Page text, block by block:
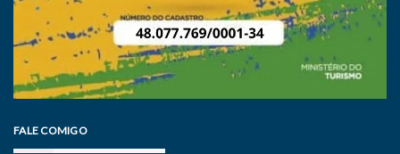
FALE COMIGO